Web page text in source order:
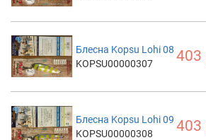
Блесна Kopsu Lohi 08
KOPSU00000307
403
Блесна Kopsu Lohi 09
KOPSU00000308
403